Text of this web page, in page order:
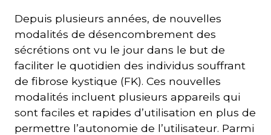
Depuis plusieurs années, de nouvelles
modalités de désencombrement des
sécrétions ont vu le jour dans le but de
faciliter le quotidien des individus souffrant
de fibrose kystique (FK). Ces nouvelles
modalités incluent plusieurs appareils qui
sont faciles et rapides d’utilisation en plus de
permettre l’autonomie de l’utilisateur. Parmi
M'inscrire